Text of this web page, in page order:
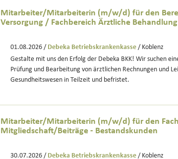
Mitarbeiter/Mitarbeiterin (m/w/d) für den
Versorgung / Fachbereich Ärztliche
01.08.2026 / Debeka Betriebskrankenkasse / Koblenz
Gestalte mit uns den Erfolg der Debeka BKK! Wir suchen
Prüfung und Bearbeitung von ärztlichen Rechnungen und
Gesundheitswesen in Teilzeit und befristet.
Mitarbeiter/Mitarbeiterin (m/w/d) für den
Mitgliedschaft/Beiträge - Bestandskunden
30.07.2026 / Debeka Betriebskrankenkasse / Koblenz